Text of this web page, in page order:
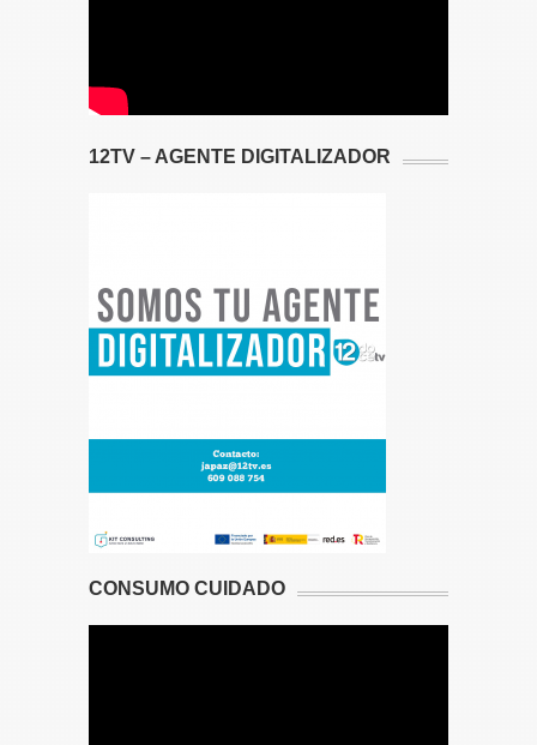
12TV – AGENTE DIGITALIZADOR
CONSUMO CUIDADO